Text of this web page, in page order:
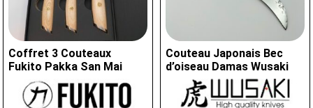
Coffret 3 Couteaux
Fukito Pakka San Mai
Couteau Japonais Bec
d’oiseau Damas Wusaki